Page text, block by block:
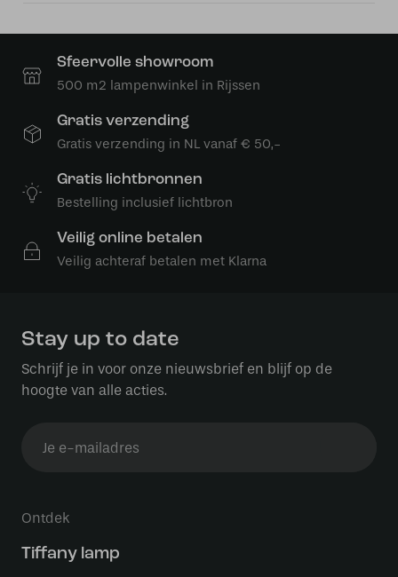
Sfeervolle showroom
500 m2 lampenwinkel in Rijssen
Gratis verzending
Gratis verzending in NL vanaf € 50,-
Gratis lichtbronnen
Bestelling inclusief lichtbron
Veilig online betalen
Veilig achteraf betalen met Klarna
Stay up to date
Schrijf je in voor onze nieuwsbrief en blijf op de
hoogte van alle acties.
Ontdek
Tiffany lamp